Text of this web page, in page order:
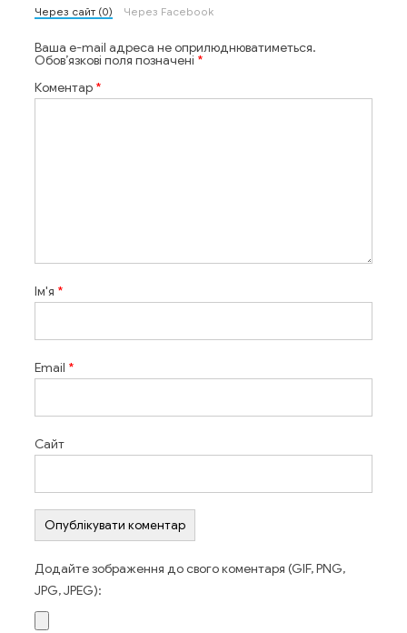
Через сайт (0) Через Facebook
Ваша e-mail адреса не оприлюднюватиметься.
Обов’язкові поля позначені *
Коментар *
Ім'я *
Email *
Сайт
Додайте зображення до свого коментаря (GIF, PNG,
JPG, JPEG):